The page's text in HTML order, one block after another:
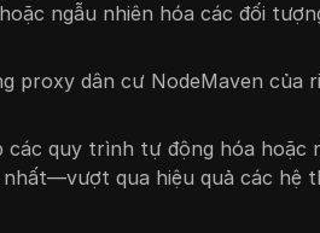
ngẫu nhiên hóa các đối
proxy dân cư NodeMaven của
các quy trình tự động hóa hoặc
qua hiệu quả các hệ